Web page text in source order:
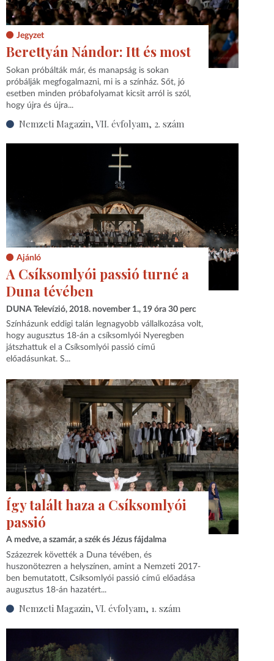
Jegyzet
Berettyán Nándor: Itt és most
Sokan próbálták már, és manapság is sokan
próbálják megfogalmazni, mi is a színház. Sőt, jó
esetben minden próbafolyamat kicsit arról is szól,
hogy újra és újra...
Nemzeti Magazin, VII. évfolyam, 2. szám
Ajánló
A Csíksomlyói passió turné a
Duna tévében
DUNA Televízió, 2018. november 1., 19 óra 30 perc
Színházunk eddigi talán legnagyobb vállalkozása volt,
hogy augusztus 18-án a csíksomlyói Nyeregben
játszhattuk el a Csíksomlyói passió című
előadásunkat. S...
Így talált haza a Csíksomlyói
passió
A medve, a szamár, a szék és Jézus fájdalma
Százezrek követték a Duna tévében, és
huszonötezren a helyszínen, amint a Nemzeti 2017-
ben bemutatott, Csíksomlyói passió című előadása
augusztus 18-án hazatért...
Nemzeti Magazin, VI. évfolyam, 1. szám